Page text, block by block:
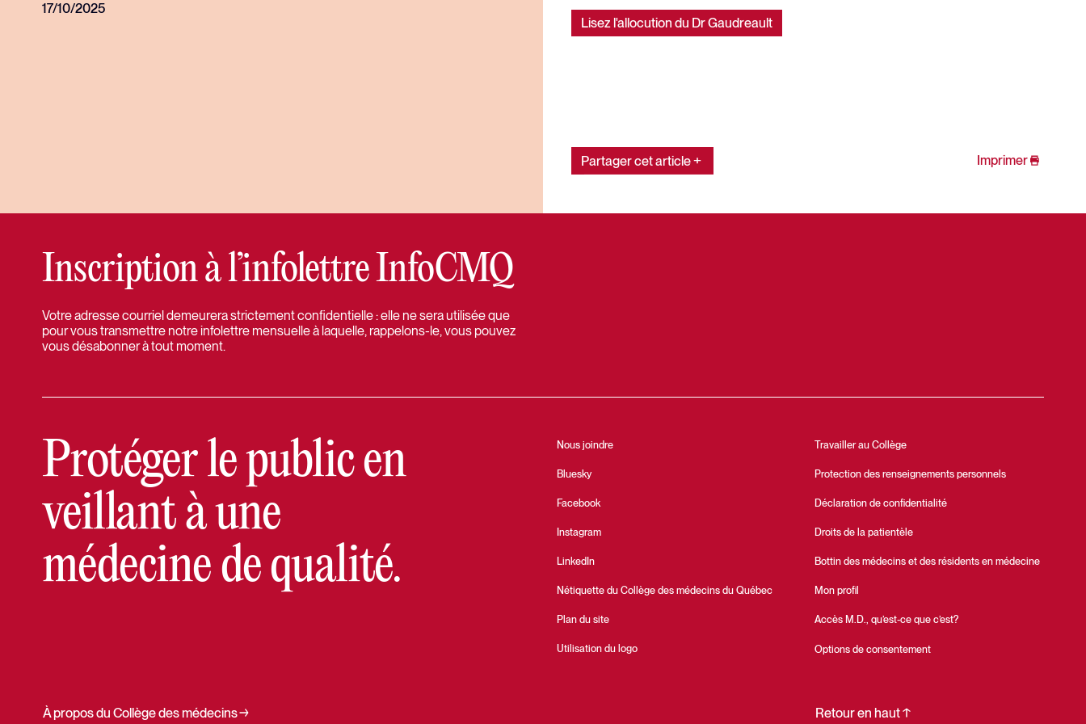
17/10/2025
Lisez l'allocution du Dr Gaudreault
Partager cet article Imprimer
Inscription à l’infolettre InfoCMQ
Votre adresse courriel demeurera strictement confidentielle : elle ne sera utilisée que
pour vous transmettre notre infolettre mensuelle à laquelle, rappelons-le, vous pouvez
vous désabonner à tout moment.
Protéger le public en
veillant à une
médecine de qualité.
Nous joindre
Bluesky
Facebook
Instagram
LinkedIn
Nétiquette du Collège des médecins du Québec
Plan du site
Utilisation du logo
Travailler au Collège
Protection des renseignements personnels
Déclaration de confidentialité
Droits de la patientèle
Bottin des médecins et des résidents en médecine
Mon profil
Accès M.D., qu’est-ce que c’est?
Options de consentement
À propos du Collège des médecins Retour en haut